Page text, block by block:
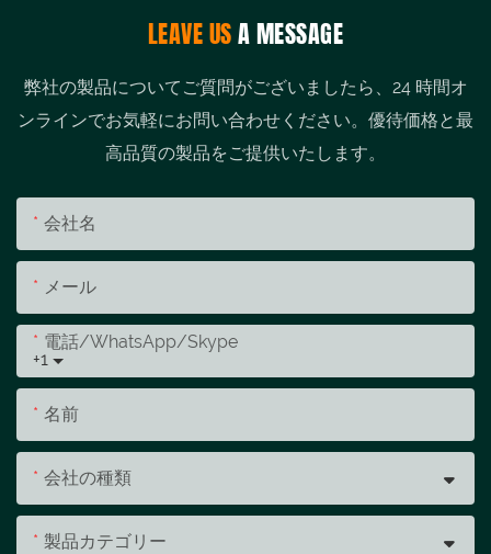
LEAVE USA MESSAGE
弊社の製品についてご質問がございましたら、24 時間オ
ンラインでお気軽にお問い合わせください。優待価格と最
高品質の製品をご提供いたします。
会社名
メール
+1
電話/WhatsApp/Skype
名前
会社の種類
製品カテゴリー